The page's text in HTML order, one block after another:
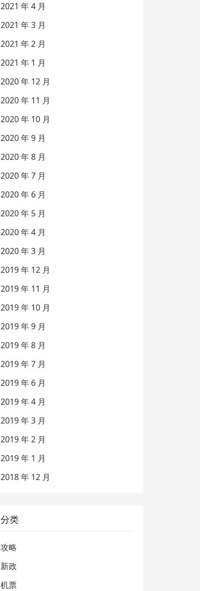
2021 年 4 月
2021 年 3 月
2021 年 2 月
2021 年 1 月
2020 年 12 月
2020 年 11 月
2020 年 10 月
2020 年 9 月
2020 年 8 月
2020 年 7 月
2020 年 6 月
2020 年 5 月
2020 年 4 月
2020 年 3 月
2019 年 12 月
2019 年 11 月
2019 年 10 月
2019 年 9 月
2019 年 8 月
2019 年 7 月
2019 年 6 月
2019 年 4 月
2019 年 3 月
2019 年 2 月
2019 年 1 月
2018 年 12 月
分类
攻略
新政
机票